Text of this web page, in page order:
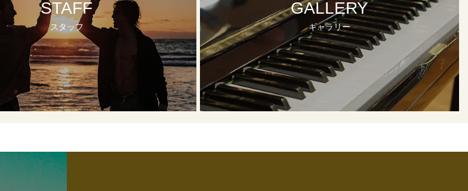
STAFF
スタッフ
GALLERY
ギャラリー